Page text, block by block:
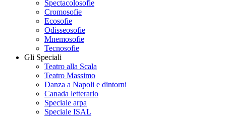
Spectacolosofie
Cromosofie
Ecosofie
Odisseosofie
Mnemosofie
Tecnosofie
Gli Speciali
Teatro alla Scala
Teatro Massimo
Danza a Napoli e dintorni
Canada letterario
Speciale arpa
Speciale ISAL